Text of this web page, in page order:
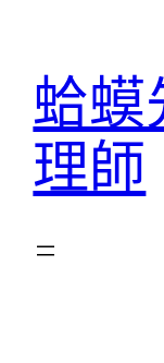
蛤蟆
理師